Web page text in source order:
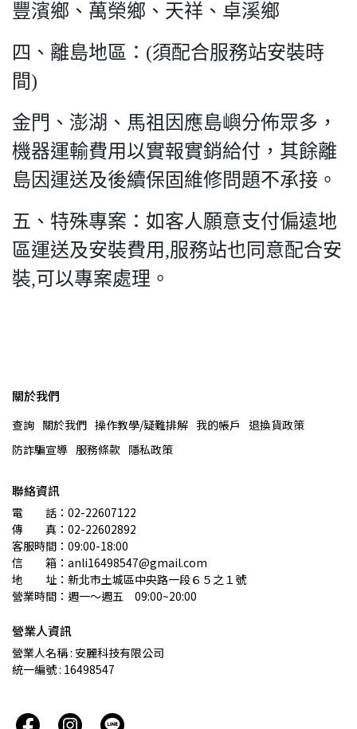
豐濱鄉、萬榮鄉、天祥、卓溪鄉
四、離島地區：(須配合服務站安裝時
間)
金門、澎湖、馬祖因應島嶼分佈眾多，
機器運輸費用以實報實銷給付，其餘離
島因運送及後續保固維修問題不承接。
五、特殊專案：如客人願意支付偏遠地
區運送及安裝費用,服務站也同意配合安
裝,可以專案處理。
關於我們
查詢 關於我們 操作教學/疑難排解 我的帳戶
退換貨政策
防詐騙宣導 服務條款 隱私政策
聯絡資訊
電　　話：02-22607122
傳　　真：02-22602892
客服時間：09:00-18:00
信　　箱：anli16498547@gmail.com
地　　址：新北市土城區中央路一段６５之１號
營業時間：週一～週五　09:00~20:00
營業人資訊
營業人名稱 : 安麗科技有限公司
統一編號 : 16498547